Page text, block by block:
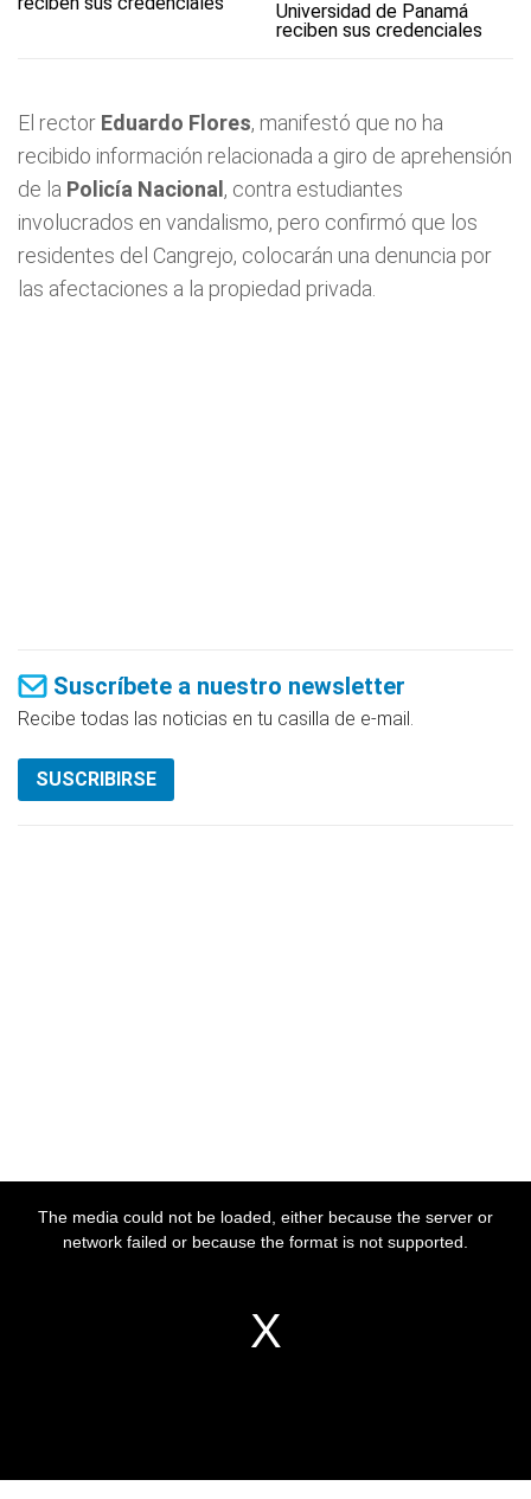
Universidad de Panamá
reciben sus credenciales
El rector Eduardo Flores, manifestó que no ha
recibido información relacionada a giro de aprehensión
de la Policía Nacional , contra estudiantes
involucrados en vandalismo, pero confirmó que los
residentes del Cangrejo, colocarán una denuncia por
las afectaciones a la propiedad privada.
Suscríbete a nuestro newsletter
Recibe todas las noticias en tu casilla de e-mail.
SUSCRIBIRSE